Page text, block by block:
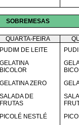
SOBREMESAS
QUARTA-FEIRA
PUDIM DE LEITE
GELATINA
BICOLOR
GELATINA ZERO
SALADA DE
FRUTAS
PICOLÉ NESTLÉ